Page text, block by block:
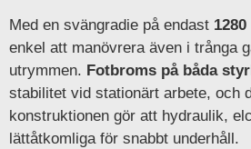
Med en svängradie på endast
enkel att manövrera även i trånga
utrymmen. Fotbroms på båda
stabilitet vid stationärt arbete, och
konstruktionen gör att hydraulik,
lättåtkomliga för snabbt underhåll.